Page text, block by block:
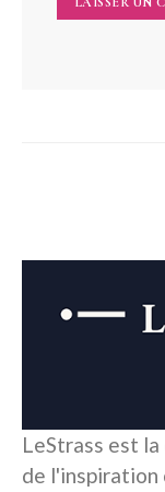
LeStrass est
de l'inspiration